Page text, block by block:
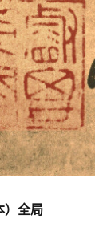
）全局